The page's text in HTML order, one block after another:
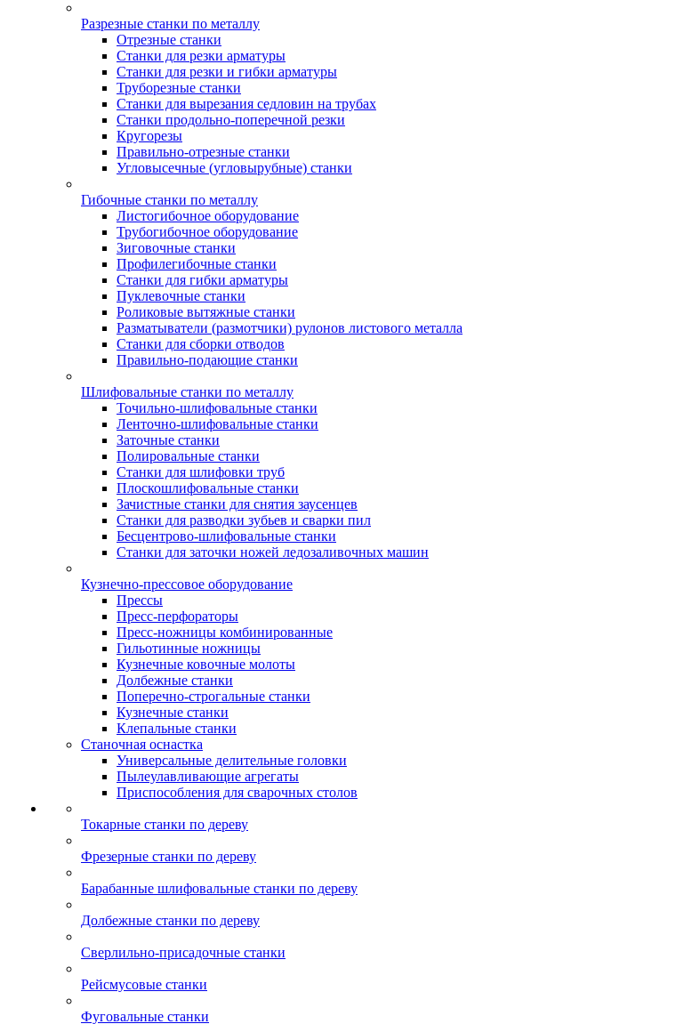
Разрезные станки по металлу
Отрезные станки
Станки для резки арматуры
Станки для резки и гибки арматуры
Труборезные станки
Станки для вырезания седловин на трубаx
Станки продольно-поперечной резки
Кругорезы
Правильно-отрезные станки
Угловысечные (угловырубные) станки
Гибочные станки по металлу
Листогибочное оборудование
Трубогибочное оборудование
Зиговочные станки
Профилегибочные станки
Станки для гибки арматуры
Пуклевочные станки
Роликовые вытяжные станки
Разматыватели (размотчики) рулонов листового металла
Станки для сборки отводов
Правильно-подающие станки
Шлифовальные станки по металлу
Точильно-шлифовальные станки
Ленточно-шлифовальные станки
Заточные станки
Полировальные станки
Станки для шлифовки труб
Плоскошлифовальные станки
Зачистные станки для снятия заусенцев
Станки для разводки зубьев и сварки пил
Бесцентрово-шлифовальные станки
Станки для заточки ножей ледозаливочных машин
Кузнечно-прессовое оборудование
Прессы
Пресс-перфораторы
Пресс-ножницы комбинированные
Гильотинные ножницы
Кузнечные ковочные молоты
Долбежные станки
Поперечно-строгальные станки
Кузнечные станки
Клепальные станки
Станочная оснастка
Универсальные делительные головки
Пылеулавливающие агрегаты
Приспособления для сварочных столов
Токарные станки по дереву
Фрезерные станки по дереву
Барабанные шлифовальные станки по дереву
Долбежные станки по дереву
Сверлильно-присадочные станки
Рейсмусовые станки
Фуговальные станки